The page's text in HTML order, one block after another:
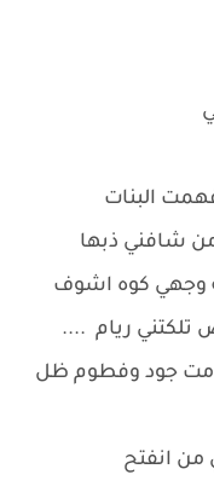
البنات
شافني ذبها
وجهي كوه اشوف
ريام ....
جود وفطوم ظل
انفتح